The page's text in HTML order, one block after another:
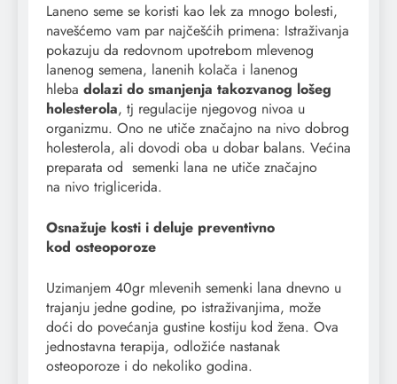
Laneno seme se koristi kao lek za mnogo bolesti,
navešćemo vam par najčešćih primena: Istraživanja
pokazuju da redovnom upotrebom mlevenog
lanenog semena, lanenih kolača i lanenog
hleba dolazi do smanjenja takozvanog lošeg
holesterola, tj regulacije njegovog nivoa u
organizmu. Ono ne utiče značajno na nivo dobrog
holesterola, ali dovodi oba u dobar balans. Većina
preparata od semenki lana ne utiče značajno
na nivo triglicerida.
Osnažuje kosti i deluje preventivno
kod osteoporoze
Uzimanjem 40gr mlevenih semenki lana dnevno u
trajanju jedne godine, po istraživanjima, može
doći do povećanja gustine kostiju kod žena. Ova
jednostavna terapija, odložiće nastanak
osteoporoze i do nekoliko godina.